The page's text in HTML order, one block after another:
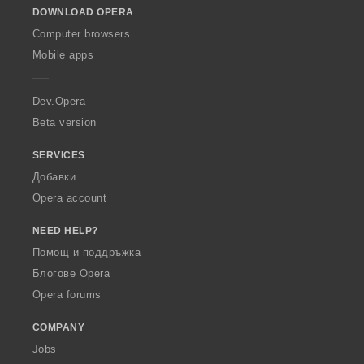
w
O
p
a
DOWNLOAD OPERA
Computer browsers
Mobile apps
Dev.Opera
Beta version
SERVICES
Добавки
Opera account
NEED HELP?
Помощ и поддръжка
Блогове Opera
Opera forums
COMPANY
Jobs